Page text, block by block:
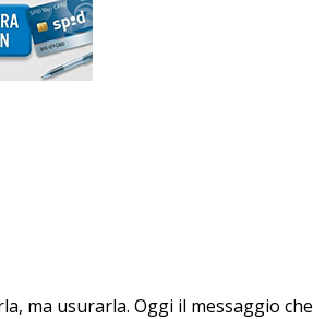
ma usurarla. Oggi il messaggio che